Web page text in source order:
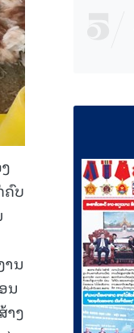
ຄົບ
ນ
ນ
າງ